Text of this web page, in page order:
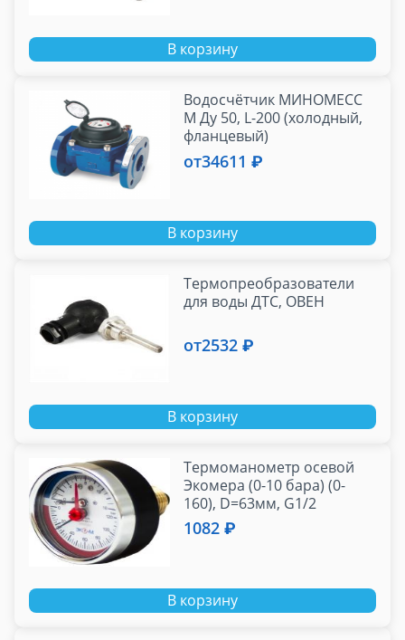
В корзину
Водосчётчик МИНОМЕСС
М Ду 50, L-200 (холодный,
фланцевый)
от34611 ₽
В корзину
Термопреобразователи
для воды ДТС, ОВЕН
от2532 ₽
В корзину
Термоманометр осевой
Экомера (0-10 бара) (0-
160), D=63мм, G1/2
1082 ₽
В корзину